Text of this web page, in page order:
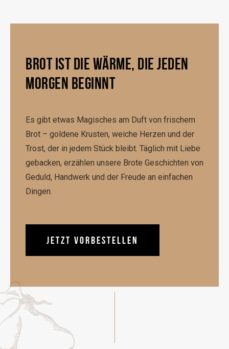
BROT IST DIE WÄRME, DIE JEDEN
MORGEN BEGINNT
Es gibt etwas Magisches am Duft von frischem
Brot – goldene Krusten, weiche Herzen und der
Trost, der in jedem Stück bleibt. Täglich mit Liebe
gebacken, erzählen unsere Brote Geschichten von
Geduld, Handwerk und der Freude an einfachen
Dingen.
JETZT VORBESTELLEN